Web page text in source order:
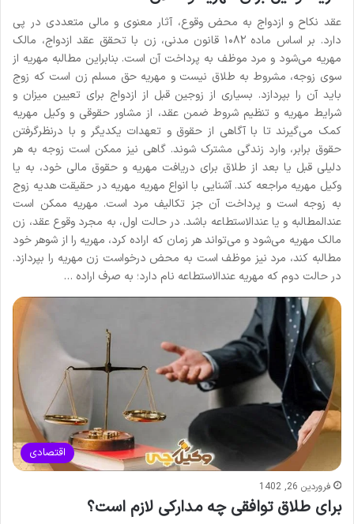
عقد نکاح و ازدواج به محض وقوع، آثار معنوی و مالی متعددی در پی
دارد. بر اساس ماده ۱۰۸۲ قانون مدنی، زن با تحقق عقد ازدواج، مالک
مهریه می‌شود و مرد موظف به پرداخت آن است. بنابراین مطالبه مهریه از
سوی زوجه، مشروط به طلاق نیست و مهریه حق مسلم زن است که زوج
باید آن را بپردازد. بسیاری از زوجین قبل از ازدواج برای تعیین میزان و
شرایط مهریه و تنظیم شروط ضمن عقد، از مشاور حقوقی و وکیل مهریه
کمک می‌گیرند تا با آگاهی از حقوق و تعهدات یکدیگر و با درنظرگرفتن
حقوق برابر، وارد زندگی مشترک شوند. گاهی نیز ممکن است زوجه به هر
دلیلی قبل یا بعد از طلاق برای دریافت مهریه و حقوق مالی خود، به یا
وکیل مهریه مراجعه کند. آشنایی با انواع مهریه مهریه در حقیقت هدیه زوج
به زوجه است و پرداخت آن جز تکالیف مرد است. مهریه ممکن است
عندالمطالبه و یا عندالاستطاعه باشد. در حالت اول، به مجرد وقوع عقد، زن
مالک مهریه می‌شود و می‌تواند هر زمان که اراده کرد، مهریه را از شوهر خود
مطالبه کند، مرد نیز موظف است به محض درخواست زن مهریه را بپردازد.
در حالت دوم که مهریه عندالاستطاعه نام دارد؛ به صرف اراده …
اقتصادی
فروردین 26, 1402
برای طلاق توافقی چه مدارکی لازم است؟